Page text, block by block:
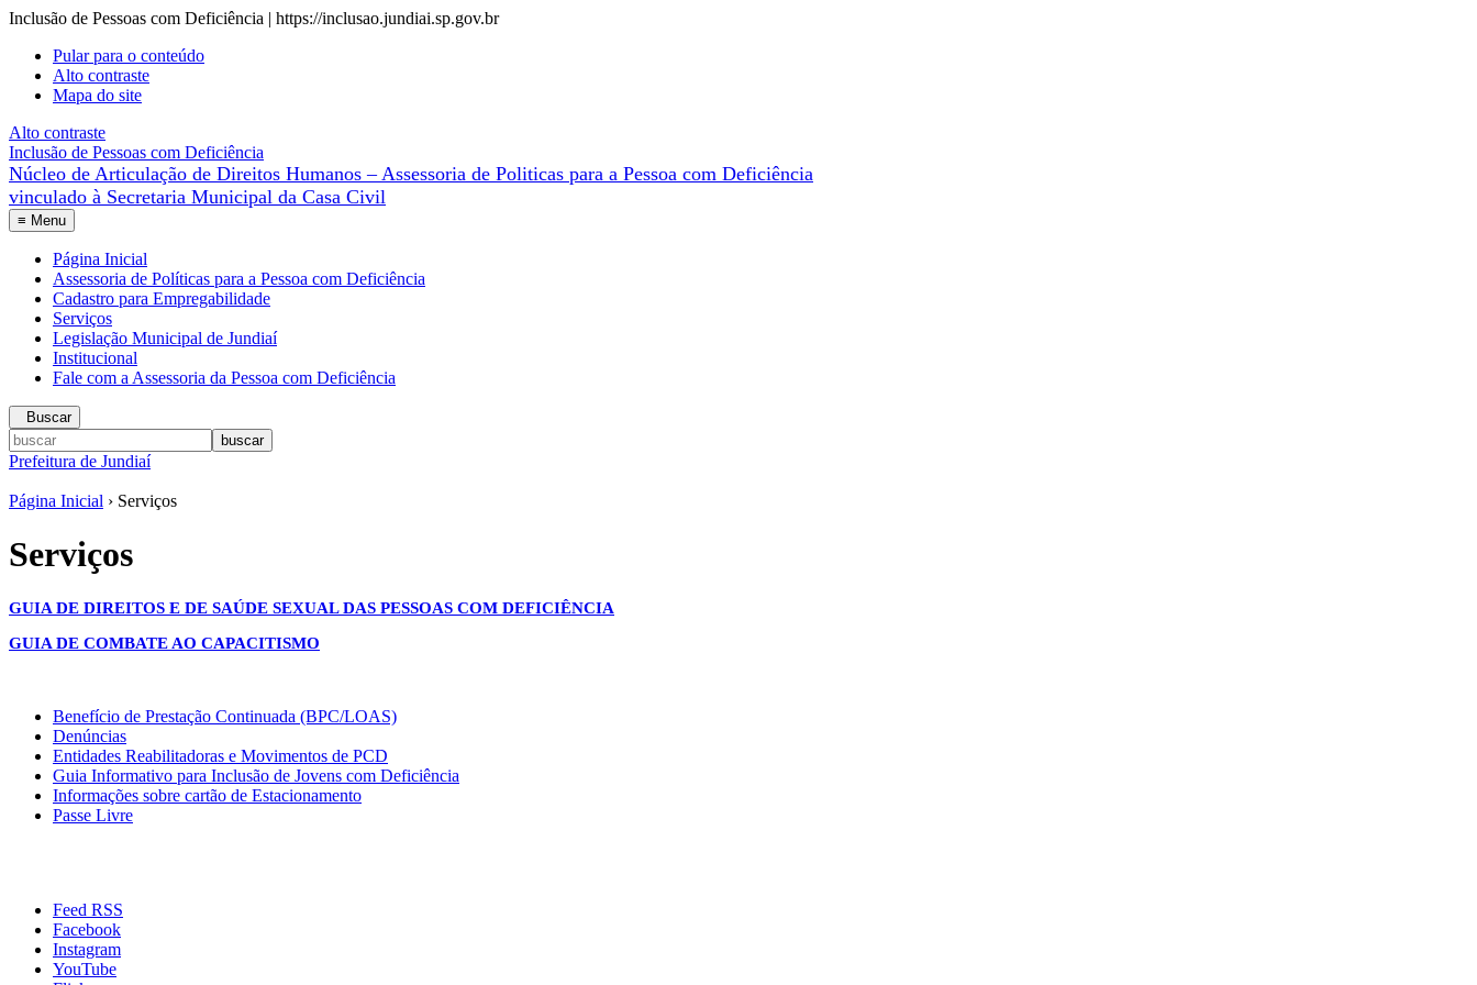
Inclusão de Pessoas com Deficiência | https://inclusao.jundiai.sp.gov.br
Pular para o conteúdo
Alto contraste
Mapa do site
Alto contraste
Inclusão de Pessoas com Deficiência
Núcleo de Articulação de Direitos Humanos – Assessoria de Politicas para a Pessoa com Deficiência
≡ Menu
Página Inicial
Assessoria de Políticas para a Pessoa com Deficiência
Cadastro para Empregabilidade
Serviços
Legislação Municipal de Jundiaí
Institucional
Fale com a Assessoria da Pessoa com Deficiência
Buscar
Prefeitura de Jundiaí
Página Inicial › Serviços
Serviços
GUIA DE DIREITOS E DE SAÚDE SEXUAL DAS PESSOAS COM DEFICIÊNCIA
GUIA DE COMBATE AO CAPACITISMO
Benefício de Prestação Continuada (BPC/LOAS)
Denúncias
Entidades Reabilitadoras e Movimentos de PCD
Guia Informativo para Inclusão de Jovens com Deficiência
Informações sobre cartão de Estacionamento
Passe Livre
Feed RSS
Facebook
Instagram
YouTube